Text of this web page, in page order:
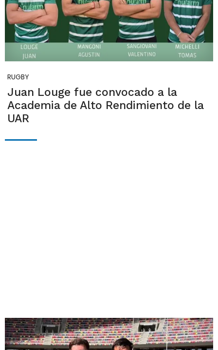
RUGBY
Juan Louge fue convocado a la
Academia de Alto Rendimiento de la
UAR